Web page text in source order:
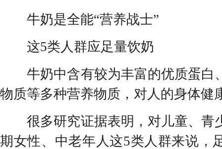
牛奶是全能“营养战士”
这5类人群应足量饮奶
牛奶中含有较为丰富的优质蛋白
物质等多种营养物质，对人的身体健
很多研究证据表明，对儿童、青
期女性、中老年人这5类人群来说，